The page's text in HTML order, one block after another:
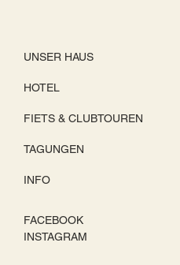
UNSER HAUS
HOTEL
FIETS & CLUBTOUREN
TAGUNGEN
INFO
FACEBOOK
INSTAGRAM